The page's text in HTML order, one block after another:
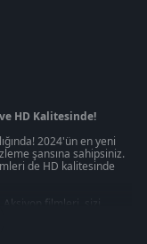
HD Kalitesinde!
2024'ün en yeni
şansına sahipsiniz.
de HD kalitesinde
Aksiyon filmleri, sizi
sizi uzak diyarlara
sağlarken, en